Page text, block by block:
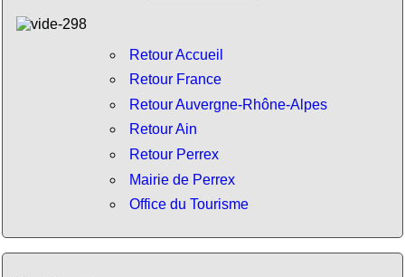
Retour Accueil
Retour France
Retour Auvergne-Rhône-Alpes
Retour Ain
Retour Perrex
Mairie de Perrex
Office du Tourisme